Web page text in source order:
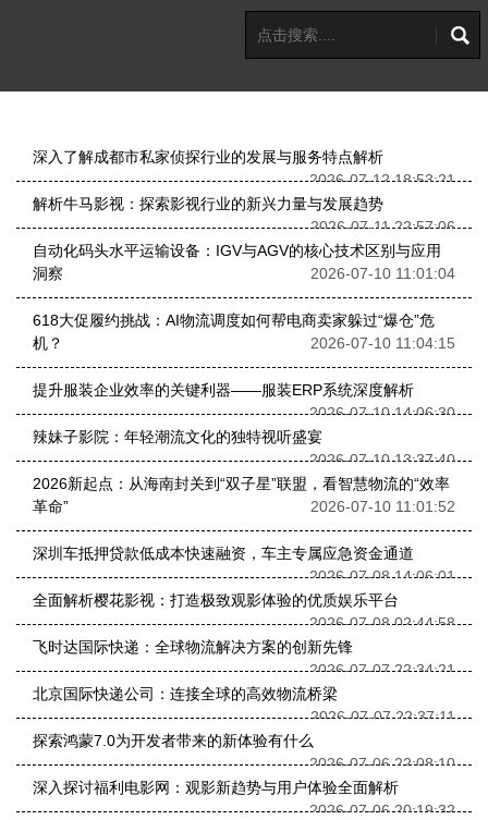
深入了解成都市私家侦探行业的发展与服务特点解析
2026-07-12 18:53:21
解析牛马影视：探索影视行业的新兴力量与发展趋势
2026-07-11 22:57:06
自动化码头水平运输设备：IGV与AGV的核心技术区别与应用
洞察
2026-07-10 11:01:04
618大促履约挑战：AI物流调度如何帮电商卖家躲过“爆仓”危
机？
2026-07-10 11:04:15
提升服装企业效率的关键利器——服装ERP系统深度解析
2026-07-10 14:06:30
辣妹子影院：年轻潮流文化的独特视听盛宴
2026-07-10 13:37:40
2026新起点：从海南封关到“双子星”联盟，看智慧物流的“效率
革命”
2026-07-10 11:01:52
深圳车抵押贷款低成本快速融资，车主专属应急资金通道
2026-07-08 14:06:01
全面解析樱花影视：打造极致观影体验的优质娱乐平台
2026-07-08 02:44:58
飞时达国际快递：全球物流解决方案的创新先锋
2026-07-07 22:34:21
北京国际快递公司：连接全球的高效物流桥梁
2026-07-07 22:37:11
探索鸿蒙7.0为开发者带来的新体验有什么
2026-07-06 22:08:10
深入探讨福利电影网：观影新趋势与用户体验全面解析
2026-07-06 20:19:32